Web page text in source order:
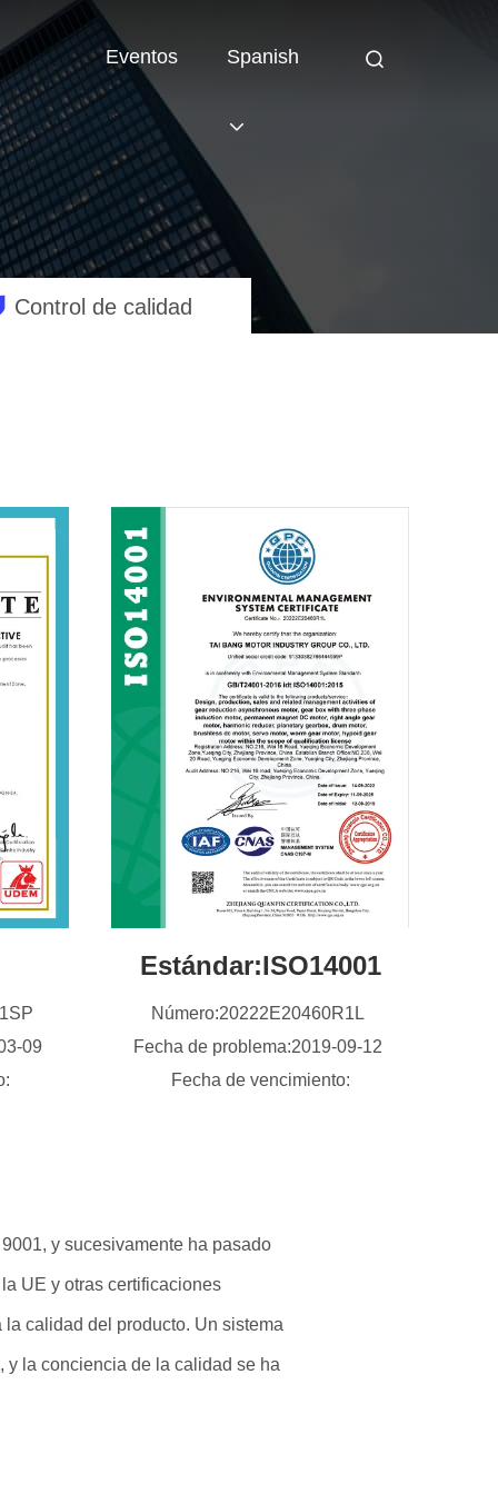
Eventos Spanish
Control de calidad
09
Estándar:ISO14001
Número:20222E20460R1L
Fecha de problema:2019-09-12
Fecha de vencimiento:
y sucesivamente ha pasado
UE y otras certificaciones
calidad del producto. Un sistema
y la conciencia de la calidad se ha